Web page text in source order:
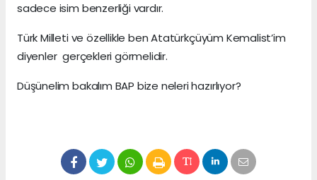
sadece isim benzerliği vardır.
Türk Milleti ve özellikle ben Atatürkçüyüm Kemalist’im
diyenler gerçekleri görmelidir.
Düşünelim bakalım BAP bize neleri hazırlıyor?